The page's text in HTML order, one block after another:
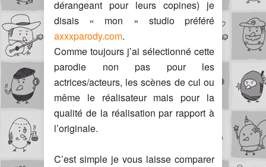
dérangeant pour leurs copines) je
disais « mon » studio préféré
axxxparody.com.
Comme toujours j’ai sélectionné cette
parodie non pas pour les
actrices/acteurs, les scènes de cul ou
même le réalisateur mais pour la
qualité de la réalisation par rapport à
l’originale.
C’est simple je vous laisse comparer